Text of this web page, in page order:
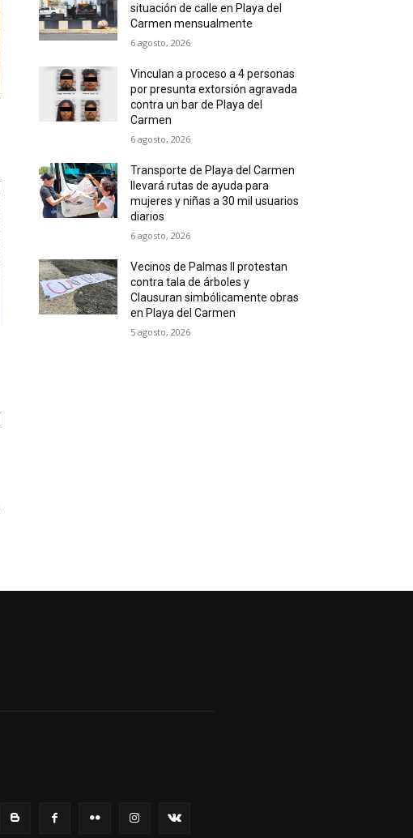
situación de calle en Playa del
Carmen mensualmente
6 agosto, 2026
Vinculan a proceso a 4 personas
por presunta extorsión agravada
contra un bar de Playa del
Carmen
6 agosto, 2026
Transporte de Playa del Carmen
llevará rutas de ayuda para
mujeres y niñas a 30 mil usuarios
diarios
6 agosto, 2026
Vecinos de Palmas II protestan
contra tala de árboles y
Clausuran simbólicamente obras
en Playa del Carmen
5 agosto, 2026